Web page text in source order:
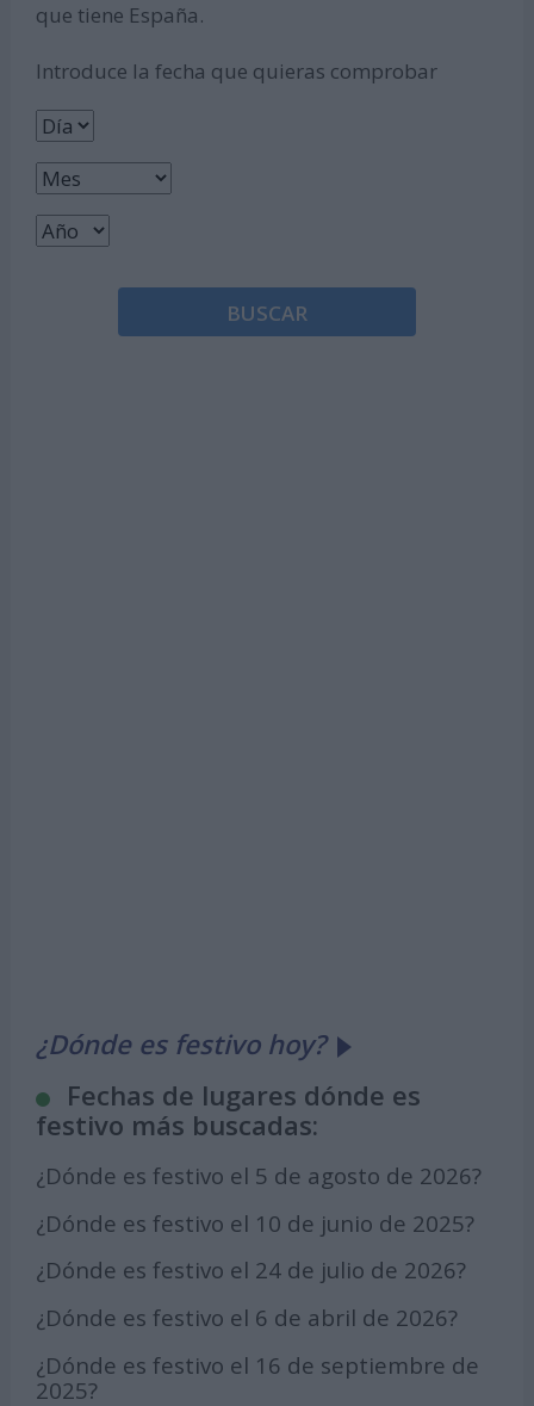
que tiene España.
Introduce la fecha que quieras comprobar
¿Dónde es festivo hoy?
Fechas de lugares dónde es
festivo más buscadas:
¿Dónde es festivo el 5 de agosto de 2026?
¿Dónde es festivo el 10 de junio de 2025?
¿Dónde es festivo el 24 de julio de 2026?
¿Dónde es festivo el 6 de abril de 2026?
¿Dónde es festivo el 16 de septiembre de
2025?